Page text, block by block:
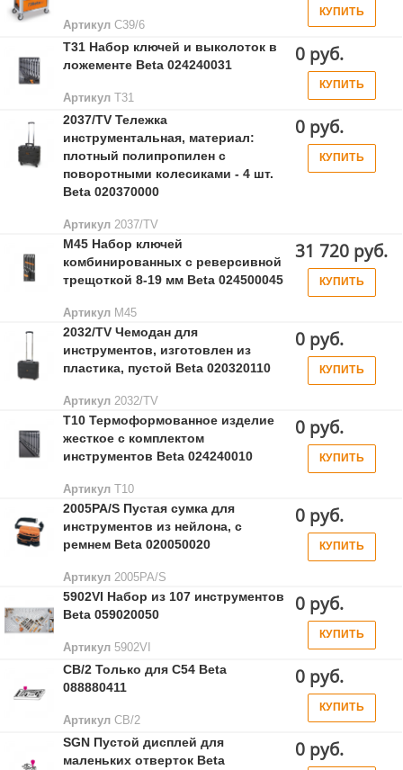
Артикул C39/6
КУПИТЬ
T31 Набор ключей и выколоток в
ложементе Beta 024240031
Артикул T31
0 руб.
КУПИТЬ
2037/TV Тележка
инструментальная, материал:
плотный полипропилен с
поворотными колесиками - 4 шт.
Beta 020370000
Артикул 2037/TV
0 руб.
КУПИТЬ
M45 Набор ключей
комбинированных с реверсивной
трещоткой 8-19 мм Beta 024500045
Артикул M45
31 720 руб.
КУПИТЬ
2032/TV Чемодан для
инструментов, изготовлен из
пластика, пустой Beta 020320110
Артикул 2032/TV
0 руб.
КУПИТЬ
T10 Термоформованное изделие
жесткое с комплектом
инструментов Beta 024240010
Артикул T10
0 руб.
КУПИТЬ
2005PA/S Пустая сумка для
инструментов из нейлона, с
ремнем Beta 020050020
Артикул 2005PA/S
0 руб.
КУПИТЬ
5902VI Набор из 107 инструментов
Beta 059020050
Артикул 5902VI
0 руб.
КУПИТЬ
CB/2 Только для C54 Beta
088880411
Артикул CB/2
0 руб.
КУПИТЬ
SGN Пустой дисплей для
маленьких отверток Beta
0 руб.